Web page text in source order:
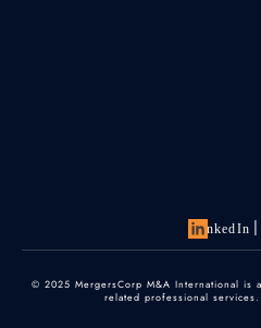
LinkedIn
© 2025 MergersCorp M&A International is
related professional